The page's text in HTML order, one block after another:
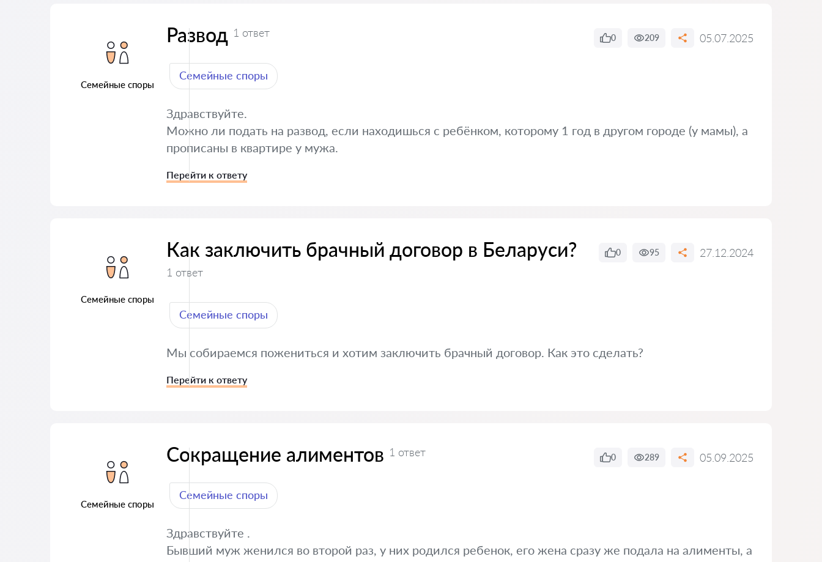
Семейные споры
Развод 1 ответ 0 209 05.07.2025
Семейные споры
Здравствуйте.
Можно ли подать на развод, если находишься с ребёнком, которому 1 год в другом городе (у мамы), а
прописаны в квартире у мужа.
Перейти к ответу
Семейные споры
Как заключить брачный договор в Беларуси?
1 ответ
0 95 27.12.2024
Семейные споры
Мы собираемся пожениться и хотим заключить брачный договор. Как это сделать?
Перейти к ответу
Семейные споры
Сокращение алиментов 1 ответ 0 289 05.09.2025
Семейные споры
Здравствуйте .
Бывший муж женился во второй раз, у них родился ребенок, его жена сразу же подала на алименты, а